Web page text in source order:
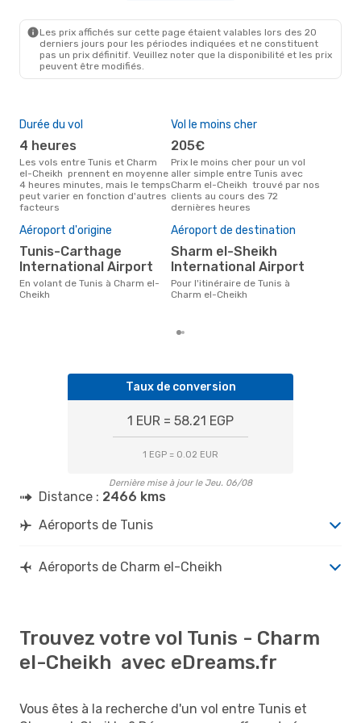
Les prix affichés sur cette page étaient valables lors des 20
derniers jours pour les périodes indiquées et ne constituent
pas un prix définitif. Veuillez noter que la disponibilité et les prix
peuvent être modifiés.
Durée du vol
4 heures
Les vols entre Tunis et Charm
el-Cheikh prennent en moyenne
4 heures minutes, mais le temps
peut varier en fonction d'autres
facteurs
Vol le moins cher
205€
Prix le moins cher pour un vol
aller simple entre Tunis avec
Charm el-Cheikh trouvé par nos
clients au cours des 72
dernières heures
Aéroport d'origine
Tunis-Carthage
International Airport
En volant de Tunis à Charm el-
Cheikh
Aéroport de destination
Sharm el-Sheikh
International Airport
Pour l'itinéraire de Tunis à
Charm el-Cheikh
Taux de conversion
1 EUR = 58.21 EGP
1 EGP = 0.02 EUR
Dernière mise à jour le Jeu. 06/08
Distance : 2466 kms
Aéroports de Tunis
Aéroports de Charm el-Cheikh
Trouvez votre vol Tunis - Charm
el-Cheikh avec eDreams.fr
Vous êtes à la recherche d'un vol entre Tunis et